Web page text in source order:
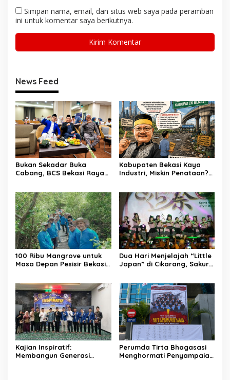
Simpan nama, email, dan situs web saya pada peramban
ini untuk komentar saya berikutnya.
News Feed
Bukan Sekadar Buka
Cabang, BCS Bekasi Raya
Kabupaten Bekasi Kaya
Industri, Miskin Penataan?
100 Ribu Mangrove untuk
Masa Depan Pesisir Bekasi:
Harapan yang Tumbuh
Bersama Warga
Dua Hari Menjelajah “Little
Japan” di Cikarang, Sakura
Wisata Budaya
Kajian Inspiratif:
Membangun Generasi
Perumda Tirta Bhagasasi
Menghormati Penyampaian